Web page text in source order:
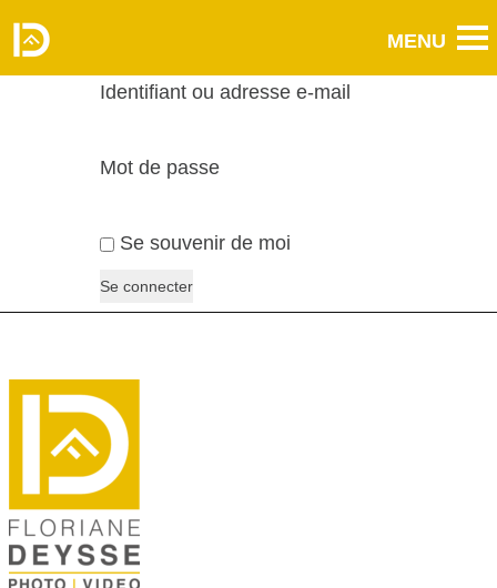
Identifiant ou adresse e-mail
Mot de passe
Se souvenir de moi